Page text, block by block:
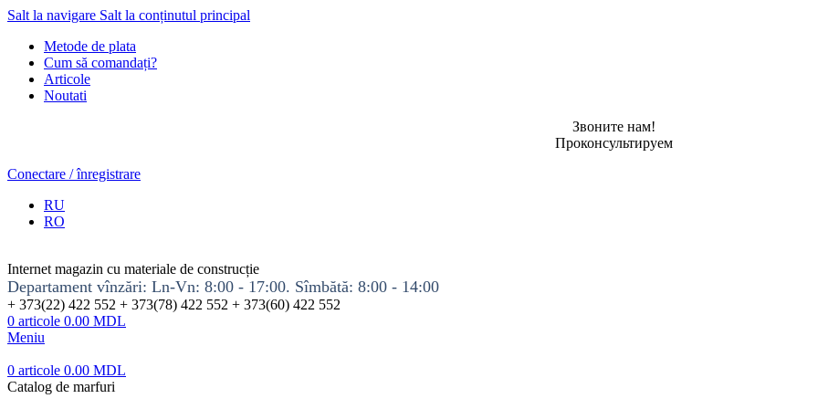
Salt la navigare Salt la conținutul principal
Metode de plata
Cum să comandați?
Articole
Noutati
Звоните нам!
Проконсультируем
Conectare / înregistrare
RU
RO
Internet magazin cu materiale de construcție
Departament vînzări: Ln-Vn: 8:00 - 17:00. Sîmbătă: 8:00 - 14:00
+ 373(22) 422 552 + 373(78) 422 552 + 373(60) 422 552
0 articole 0.00 MDL
Meniu
0 articole 0.00 MDL
Catalog de marfuri